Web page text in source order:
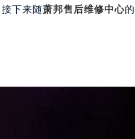
接下来随萧邦售后维修中心的